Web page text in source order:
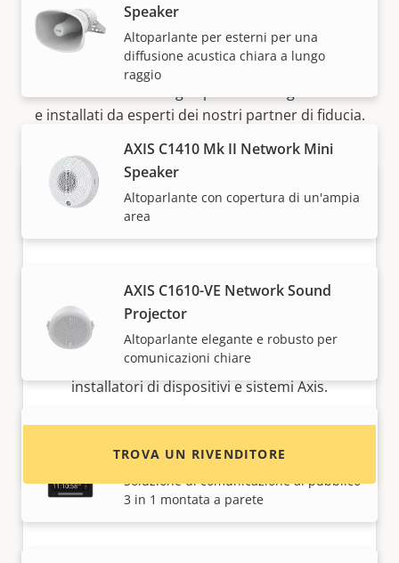
Speaker
Altoparlante per esterni per una
diffusione acustica chiara a lungo
raggio
AXIS C1410 Mk II Network Mini
Speaker
Altoparlante con copertura di un'ampia
area
AXIS C1610-VE Network Sound
Projector
Altoparlante elegante e robusto per
comunicazioni chiare
Speaker
Soluzione di comunicazione al pubblico
3 in 1 montata a parete
Come acquistare
Le soluzioni Axis e i singoli prodotti vengono venduti
e installati da esperti dei nostri partner di fiducia.
Desideri acquistare i dispositivi Axis?
Trova rivenditori, integratori di sistema e
installatori di dispositivi e sistemi Axis.
TROVA UN RIVENDITORE